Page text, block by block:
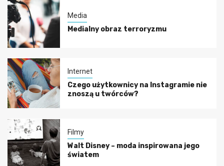
Media
Medialny obraz terroryzmu
Internet
Czego użytkownicy na Instagramie nie
znoszą u twórców?
Filmy
Walt Disney – moda inspirowana jego
światem